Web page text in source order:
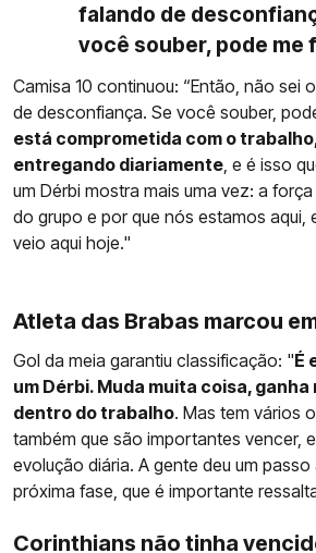
falando de
você souber, pode me
Camisa 10 continuou: “Então, não sei
de desconfiança. Se você souber,
está comprometida com o
entregando diariamente, e é isso
um Dérbi mostra mais uma vez: a
do grupo e por que nós estamos aqui,
veio aqui hoje."
Atleta das Brabas marcou
Gol da meia garantiu classificação: "É
um Dérbi. Muda muita coisa,
dentro do trabalho. Mas tem vários
também que são importantes vencer,
evolução diária. A gente deu um
próxima fase, que é importante
Corinthians não tinha